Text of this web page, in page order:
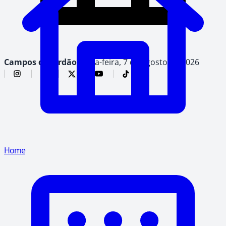
Campos do Jordão, sexta-feira, 7 de agosto de 2026
Home